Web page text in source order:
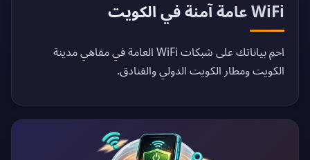
WiFi عامة آمنة في الكويت
احمِ بياناتك على شبكات WiFi العامة في مقاهي مدينة
الكويت ومطار الكويت الدولي والفنادق.